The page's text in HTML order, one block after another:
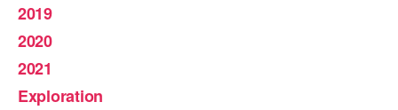
2019
2020
2021
Exploration